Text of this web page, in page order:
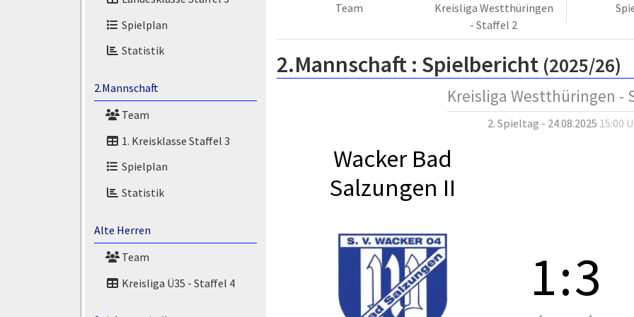
Spielplan
Statistik
2.Mannschaft
Team
1. Kreisklasse Staffel 3
Spielplan
Statistik
Alte Herren
Team
Kreisliga Ü35 - Staffel 4
Team
Kreisliga Westthüringen
- Staffel 2
2.Mannschaft : Spielbericht (2025/26)
Kreisliga Westthüringen -
2. Spieltag - 24.08.2025 15:00
Wacker Bad
Salzungen II
1:3